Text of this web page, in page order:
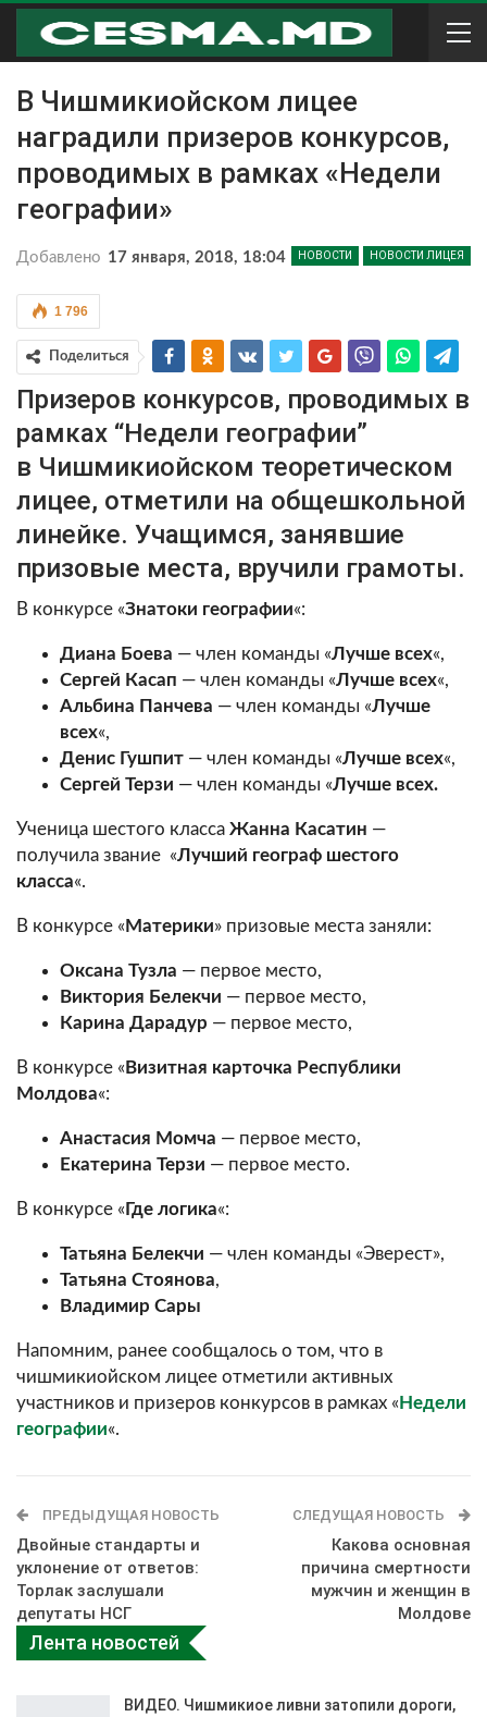
В Чишмикиойском лицее
наградили призеров конкурсов,
проводимых в рамках «Недели
географии»
НОВОСТИ НОВОСТИ ЛИЦЕЯ
Добавлено 17 января, 2018, 18:04
1 796
Поделиться
Призеров конкурсов, проводимых в
рамках “Недели географии”
в Чишмикиойском теоретическом
лицее, отметили на общешкольной
линейке. Учащимся, занявшие
призовые места, вручили грамоты.
В конкурсе «Знатоки географии«:
Диана Боева — член команды «Лучше всех«,
Сергей Касап — член команды «Лучше всех«,
Альбина Панчева — член команды «Лучше
всех«,
Денис Гушпит — член команды «Лучше всех«,
Сергей Терзи — член команды «Лучше всех.
Ученица шестого класса Жанна Касатин —
получила звание «Лучший географ шестого
класса«.
В конкурсе « Материки» призовые места заняли:
Оксана Тузла — первое место,
Виктория Белекчи — первое место,
Карина Дарадур — первое место,
В конкурсе « Визитная карточка Республики
Молдова«:
Анастасия Момча — первое место,
Екатерина Терзи — первое место.
В конкурсе « Где логика«:
Татьяна Белекчи — член команды «Эверест»,
Татьяна Стоянова,
Владимир Сары
Напомним, ранее сообщалось о том, что в
чишмикиойском лицее отметили активных
участников и призеров конкурсов в рамках « Недели
географии«.
ПРЕДЫДУЩАЯ НОВОСТЬ
Двойные стандарты и
уклонение от ответов:
Торлак заслушали
депутаты НСГ
СЛЕДУЩАЯ НОВОСТЬ
Какова основная
причина смертности
мужчин и женщин в
Молдове
Лента новостей
ВИДЕО. Чишмикиое ливни затопили дороги,